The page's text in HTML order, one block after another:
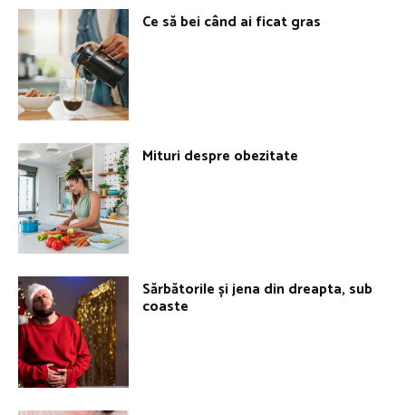
Ce să bei când ai ficat gras
Mituri despre obezitate
Sărbătorile și jena din dreapta, sub
coaste